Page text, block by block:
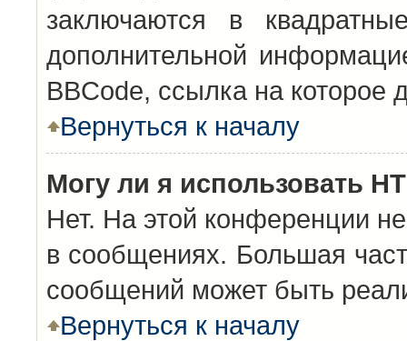
заключаются в
дополнительной
BBCode, ссылка на
Вернуться к началу
Могу ли я использовать
Нет. На этой конференции
в сообщениях. Большая
сообщений может быть
Вернуться к началу